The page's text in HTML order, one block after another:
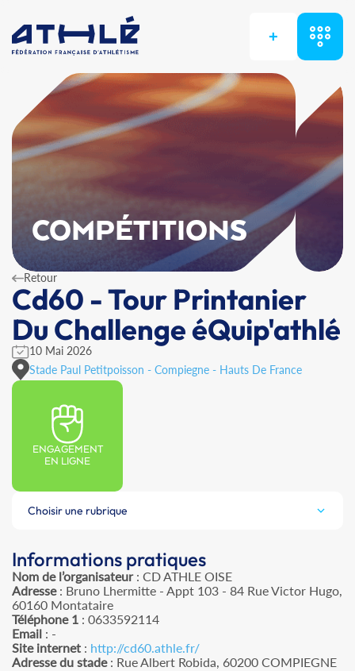
+
COMPÉTITIONS
Retour
Cd60 - Tour Printanier
Du Challenge éQuip'athlé
10 Mai 2026
Stade Paul Petitpoisson - Compiegne - Hauts De France
ENGAGEMENT
EN LIGNE
Choisir une rubrique
Informations pratiques
Nom de l’organisateur: CD ATHLE OISE
Adresse: Bruno Lhermitte - Appt 103 - 84 Rue Victor Hugo,
60160 Montataire
Téléphone 1 : 0633592114
Email : -
Site internet : http://cd60.athle.fr/
Adresse du stade: Rue Albert Robida, 60200 COMPIEGNE